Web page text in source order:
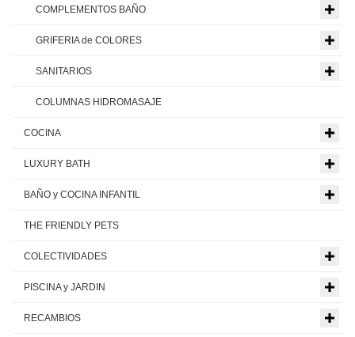
COMPLEMENTOS BAÑO
GRIFERIA de COLORES
SANITARIOS
COLUMNAS HIDROMASAJE
COCINA
LUXURY BATH
BAÑO y COCINA INFANTIL
THE FRIENDLY PETS
COLECTIVIDADES
PISCINA y JARDIN
RECAMBIOS